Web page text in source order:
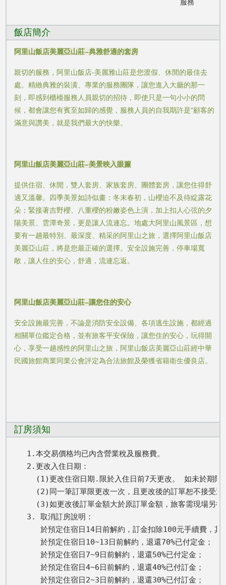
服務
飯店簡介
阿里山飯店美麗亞山莊–典雅舒適的套房
親切的服務，阿里山飯店-美麗雅山莊是您渡假、休閒的最佳去
處。精緻典雅的裝潢、專業的服務團隊，讓您進入大廳的那一
刻，即感到櫃檯服務人員親切的招待，即使只是一句小小的問
候，都會讓您有賓至如歸的感覺，服務人員的自我期許是"顧客的
滿意與讚美，就是我們最大的快樂。
阿里山飯店美麗亞山莊–美景映入眼簾
提供住宿、休閒，雙人套房、家族套房、團體套房，讓您住得舒
適又溫馨。四季美景如詩似畫：冬末春初，山櫻迫不及待綻露花
朵；緊接著吉野櫻、八重櫻的粉嫩姿色上演，加上扣人心弦的夕
陽美景、雲潭奇景，更是讓人流連忘。地處大阿里山風景區，想
要有一趟最特別、最深度、精采的阿里山之旅，選擇阿里山飯店
美麗亞山莊，將是您最正確的選擇。安全設施完善，停車場寬
敞，讓人住的安心，舒適，流連忘返。
阿里山飯店美麗亞山莊–讓您住的安心
安全設施最完善，不論是消防安全設備、各項逃生設施，都經過
相關單位鑑定合格，並有旅客平安保險，讓您住的安心，玩得開
心，享受一趟感性的阿里山之旅，阿里山飯店美麗亞山莊經中華
民國旅館商業同業公會評定為合法旅館及榮獲省籍衛生優良店。
訂房須知
1.本交易價格均已內含營業稅及服務費。
2.更改入住日期：
(1)更改住宿日期.限於入住日前7天更改。 如未於期
(2)同一筆訂單限更改一次，且更改後的訂單恕不接受退
(3)如更改後訂單金額大於原訂單金額，旅客需現場另
3. 取消訂房說明：
於預定住宿日14日前解約，訂金扣除100元手續費，
   於預定住宿日10~13日前解約，退還70%已付定金；
   於預定住宿日7~9日前解約，退還50%已付定金；
   於預定住宿日4~6日前解約，退還40%已付訂金；
   於預定住宿日2~3日前解約，退還30%已付訂金；